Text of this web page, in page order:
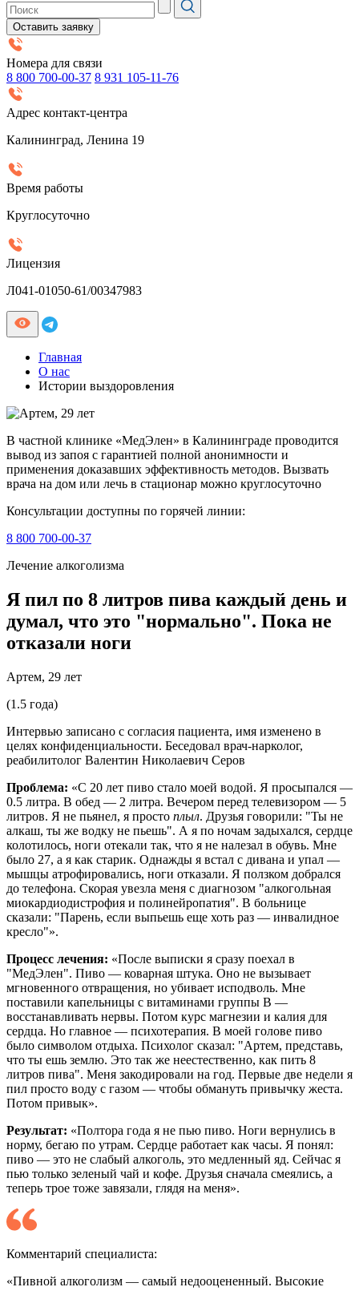
Оставить заявку
Номера для связи
8 800 700-00-37 8 931 105-11-76
Адрес контакт-центра
Калининград, Ленина 19
Время работы
Круглосуточно
Лицензия
Л041-01050-61/00347983
Главная
О нас
Истории выздоровления
В частной клинике «МедЭлен» в Калининграде проводится
вывод из запоя с гарантией полной анонимности и
применения доказавших эффективность методов. Вызвать
врача на дом или лечь в стационар можно круглосуточно
Консультации доступны по горячей линии:
8 800 700-00-37
Лечение алкоголизма
Я пил по 8 литров пива каждый день и
думал, что это "нормально". Пока не
отказали ноги
Артем, 29 лет
(1.5 года)
Интервью записано с согласия пациента, имя изменено в
целях конфиденциальности. Беседовал врач-нарколог,
реабилитолог Валентин Николаевич Серов
Проблема: «С 20 лет пиво стало моей водой. Я просыпался —
0.5 литра. В обед — 2 литра. Вечером перед телевизором — 5
литров. Я не пьянел, я просто плыл. Друзья говорили: "Ты не
алкаш, ты же водку не пьешь". А я по ночам задыхался, сердце
колотилось, ноги отекали так, что я не налезал в обувь. Мне
было 27, а я как старик. Однажды я встал с дивана и упал —
мышцы атрофировались, ноги отказали. Я ползком добрался
до телефона. Скорая увезла меня с диагнозом "алкогольная
миокардиодистрофия и полинейропатия". В больнице
сказали: "Парень, если выпьешь еще хоть раз — инвалидное
кресло"».
Процесс лечения: «После выписки я сразу поехал в
"МедЭлен". Пиво — коварная штука. Оно не вызывает
мгновенного отвращения, но убивает исподволь. Мне
поставили капельницы с витаминами группы B —
восстанавливать нервы. Потом курс магнезии и калия для
сердца. Но главное — психотерапия. В моей голове пиво
было символом отдыха. Психолог сказал: "Артем, представь,
что ты ешь землю. Это так же неестественно, как пить 8
литров пива". Меня закодировали на год. Первые две недели я
пил просто воду с газом — чтобы обмануть привычку жеста.
Потом привык».
Результат: «Полтора года я не пью пиво. Ноги вернулись в
норму, бегаю по утрам. Сердце работает как часы. Я понял:
пиво — это не слабый алкоголь, это медленный яд. Сейчас я
пью только зеленый чай и кофе. Друзья сначала смеялись, а
теперь трое тоже завязали, глядя на меня».
Комментарий специалиста:
«Пивной алкоголизм — самый недооцененный. Высокие